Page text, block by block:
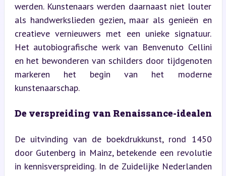
werden. Kunstenaars werden daarnaast niet louter
als handwerkslieden gezien, maar als genieën en
creatieve vernieuwers met een unieke signatuur.
Het autobiografische werk van Benvenuto Cellini
en het bewonderen van schilders door tijdgenoten
markeren het begin van het moderne
kunstenaarschap.
De verspreiding van Renaissance-idealen
De uitvinding van de boekdrukkunst, rond 1450
door Gutenberg in Mainz, betekende een revolutie
in kennisverspreiding. In de Zuidelijke Nederlanden